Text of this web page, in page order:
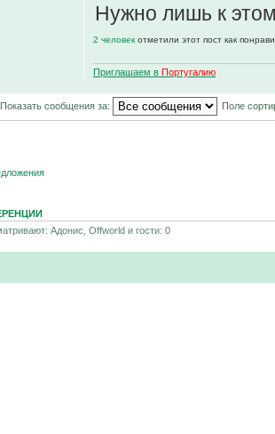
Нужно лишь к
2 человекотметили этот пост как
Приглашаем в Португалию
Показать сообщения за: Поле
Адонис, Offworld и гости: 0